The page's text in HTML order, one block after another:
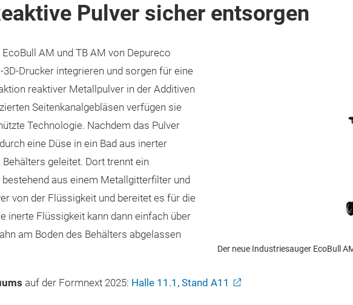
Pulver sicher entsorgen
Der neue Industriesauger EcoBull
AM und TB AM von Depureco
3D-Drucker integrieren und sorgen für eine
reaktiver Metallpulver in der Additiven
Seitenkanalgebläsen verfügen sie
Technologie. Nachdem das Pulver
eine Düse in ein Bad aus inerter
geleitet. Dort trennt ein
aus einem Metallgitterfilter und
von der Flüssigkeit und bereitet es für die
inerte Flüssigkeit kann dann einfach über
am Boden des Behälters abgelassen
auf der Formnext 2025: Halle 11.1, Stand A11